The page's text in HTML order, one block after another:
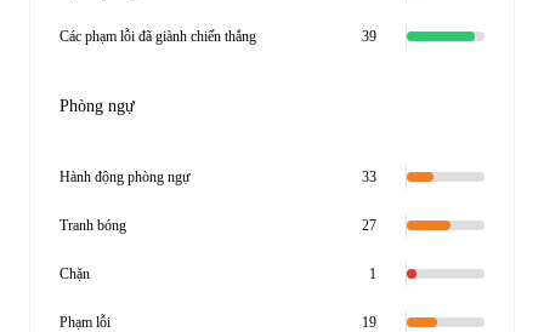
Các phạm lỗi đã giành chiến thắng 39
Phòng ngự
Hành động phòng ngự 33
Tranh bóng 27
Chặn 1
Phạm lỗi 19